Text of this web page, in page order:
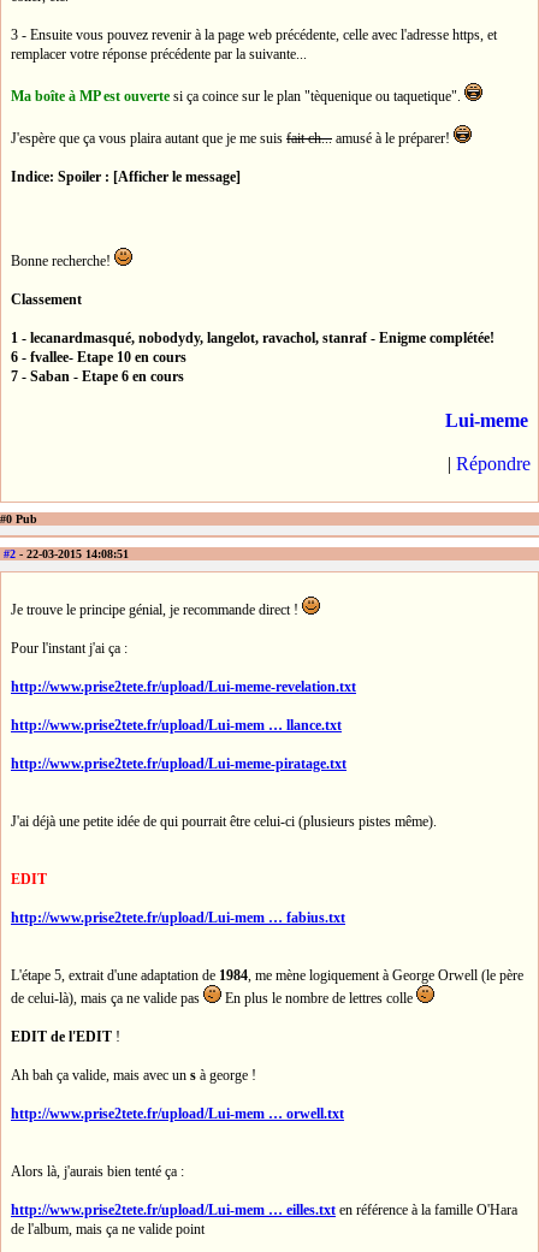
3 - Ensuite vous pouvez revenir à la page web précédente, celle avec l'adresse https, et
remplacer votre réponse précédente par la suivante...
Ma boîte à MP est ouverte si ça coince sur le plan "tèquenique ou taquetique".
J'espère que ça vous plaira autant que je me suis fait ch... amusé à le préparer!
Indice: Spoiler : [Afficher le message]
Bonne recherche!
Classement
1 - lecanardmasqué, nobodydy, langelot, ravachol, stanraf - Enigme complétée!
6 - fvallee- Etape 10 en cours
7 - Saban - Etape 6 en cours
Lui-meme
| Répondre
#0 Pub
#2 - 22-03-2015 14:08:51
Je trouve le principe génial, je recommande direct !
Pour l'instant j'ai ça :
http://www.prise2tete.fr/upload/Lui-meme-revelation.txt
http://www.prise2tete.fr/upload/Lui-mem … llance.txt
http://www.prise2tete.fr/upload/Lui-meme-piratage.txt
J'ai déjà une petite idée de qui pourrait être celui-ci (plusieurs pistes même).
EDIT
http://www.prise2tete.fr/upload/Lui-mem … fabius.txt
L'étape 5, extrait d'une adaptation de 1984 , me mène logiquement à George Orwell (le père
de celui-là), mais ça ne valide pas
En plus le nombre de lettres colle
EDIT de l'EDIT !
Ah bah ça valide, mais avec un s à george !
http://www.prise2tete.fr/upload/Lui-mem … orwell.txt
Alors là, j'aurais bien tenté ça :
http://www.prise2tete.fr/upload/Lui-mem … eilles.txt en référence à la famille O'Hara
de l'album, mais ça ne valide point